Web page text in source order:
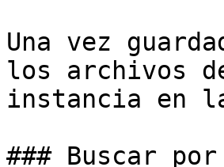
Una vez
los archivos
instancia en
### Buscar por